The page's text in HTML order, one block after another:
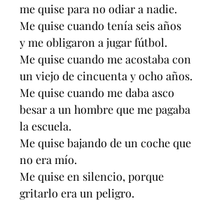
me quise para no odiar a nadie.
Me quise cuando tenía seis años
y me obligaron a jugar fútbol.
Me quise cuando me acostaba con
un viejo de cincuenta y ocho años.
Me quise cuando me daba asco
besar a un hombre que me pagaba
la escuela.
Me quise bajando de un coche que
no era mío.
Me quise en silencio, porque
gritarlo era un peligro.